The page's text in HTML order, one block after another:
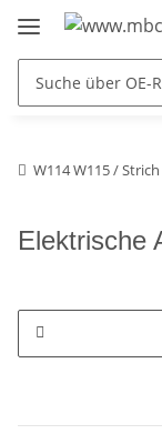
W114 W115 /
Elektrische